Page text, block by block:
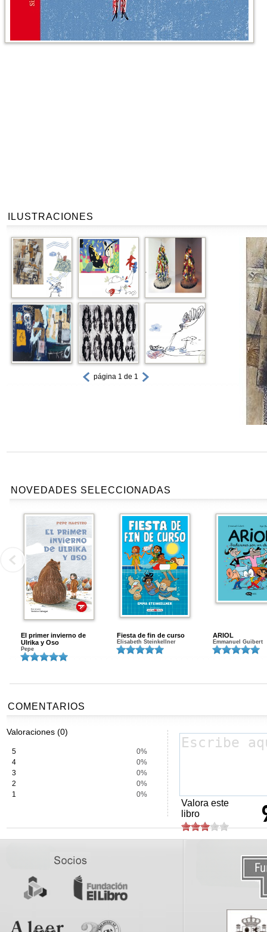
ILUSTRACIONES
página 1 de 1
NOVEDADES SELECCIONADAS
El primer invierno de
Ulrika y Oso
Pepe
Fiesta de fin de curso
Elisabeth Steinkellner
ARIOL
Emmanuel Guibert
COMENTARIOS
Valoraciones (0)
5
0%
4
0%
3
0%
2
0%
1
0%
Valora este
libro